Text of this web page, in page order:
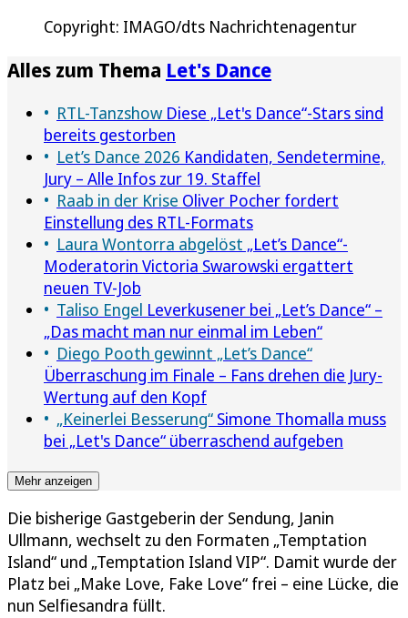
Copyright: IMAGO/dts Nachrichtenagentur
Alles zum Thema Let's Dance
RTL-Tanzshow Diese „Let's Dance“-Stars sind
bereits gestorben
Let’s Dance 2026 Kandidaten, Sendetermine,
Jury – Alle Infos zur 19. Staffel
Raab in der Krise Oliver Pocher fordert
Einstellung des RTL-Formats
Laura Wontorra abgelöst „Let’s Dance“-
Moderatorin Victoria Swarowski ergattert
neuen TV-Job
Taliso Engel Leverkusener bei „Let’s Dance“ –
„Das macht man nur einmal im Leben“
Diego Pooth gewinnt „Let’s Dance“
Überraschung im Finale – Fans drehen die Jury-
Wertung auf den Kopf
„Keinerlei Besserung“ Simone Thomalla muss
bei „Let's Dance“ überraschend aufgeben
Mehr anzeigen
Die bisherige Gastgeberin der Sendung, Janin
Ullmann, wechselt zu den Formaten „Temptation
Island“ und „Temptation Island VIP“. Damit wurde der
Platz bei „Make Love, Fake Love“ frei – eine Lücke, die
nun Selfiesandra füllt.